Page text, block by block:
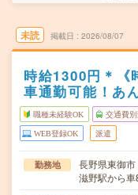
未読 掲載日 2026/08/07
時給1300円＊《
車通勤可能！あ
職種未経験OK 交通費
WEB登録OK 派遣
勤務地
長野県東御市
滋野駅から